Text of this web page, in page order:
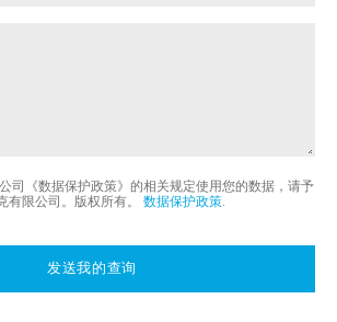
司《数据保护政策》的相关规定使用您的数据，请予
有限公司。版权所有。 数据保护政策
发送我的查询